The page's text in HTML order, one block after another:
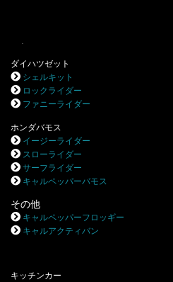
.
ダイハツゼット
シェルキット
ロックライダー
ファニーライダー
ホンダバモス
イージーライダー
スローライダー
サーフライダー
キャルペッパーバモス
その他
キャルペッパーフロッギー
キャルアクティバン
キッチンカー